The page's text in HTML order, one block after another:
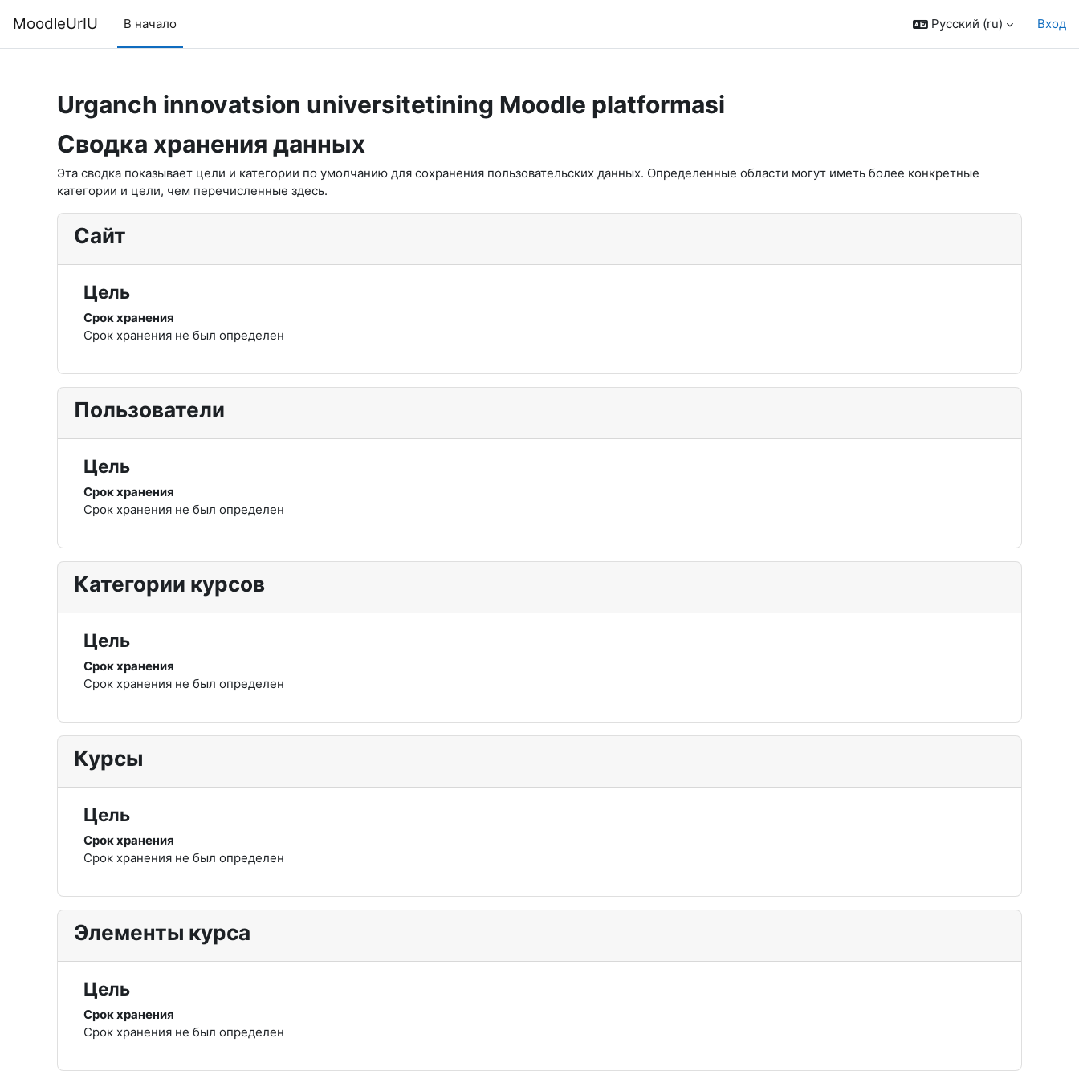
MoodleUrIU В начало Русский ‎(ru)‎ Вход
Urganch innovatsion universitetining Moodle platformasi
Сводка хранения данных
Эта сводка показывает цели и категории по умолчанию для сохранения пользовательских данных. Определенные области могут иметь более конкретные
категории и цели, чем перечисленные здесь.
Сайт
Цель
Срок хранения
Срок хранения не был определен
Пользователи
Цель
Срок хранения
Срок хранения не был определен
Категории курсов
Цель
Срок хранения
Срок хранения не был определен
Курсы
Цель
Срок хранения
Срок хранения не был определен
Элементы курса
Цель
Срок хранения
Срок хранения не был определен